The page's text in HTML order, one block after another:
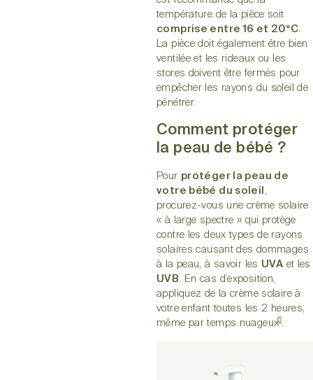
température de la pièce soit
comprise entre 16 et 20°C.
La pièce doit également être bien
ventilée et les rideaux ou les
stores doivent être fermés pour
empêcher les rayons du soleil de
pénétrer.
Comment protéger
la peau de bébé ?
Pour protéger la peau de
votre bébé du soleil ,
procurez-vous une crème solaire
« à large spectre » qui protège
contre les deux types de rayons
solaires causant des dommages
à la peau, à savoir les UVA et les
UVB. En cas d’exposition,
appliquez de la crème solaire à
votre enfant toutes les 2 heures,
même par temps nuageux6.